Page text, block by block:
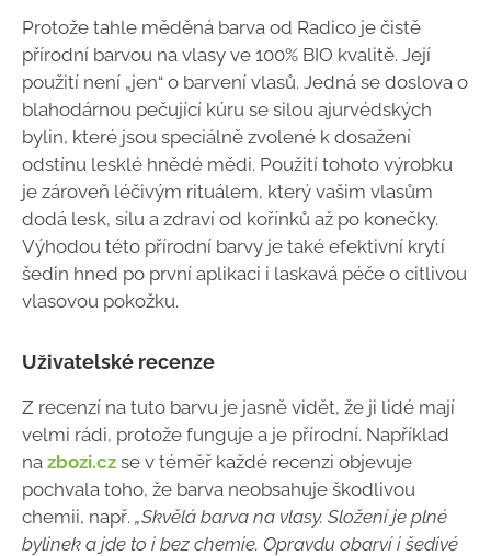
Protože tahle měděná barva od Radico je čistě
přírodní barvou na vlasy ve 100% BIO kvalitě. Její
použití není „jen“ o barvení vlasů. Jedná se doslova o
blahodárnou pečující kúru se silou ajurvédských
bylin, které jsou speciálně zvolené k dosažení
odstínu lesklé hnědé mědi. Použití tohoto výrobku
je zároveň léčivým rituálem, který vašim vlasům
dodá lesk, sílu a zdraví od kořínků až po konečky.
Výhodou této přírodní barvy je také efektivní krytí
šedin hned po první aplikaci i laskavá péče o citlivou
vlasovou pokožku.
Uživatelské recenze
Z recenzí na tuto barvu je jasně vidět, že ji lidé mají
velmi rádi, protože funguje a je přírodní. Například
na zbozi.cz se v téměř každé recenzi objevuje
pochvala toho, že barva neobsahuje škodlivou
chemii, např. „Skvělá barva na vlasy. Složení je plné
bylinek a jde to i bez chemie. Opravdu obarví i šedivé